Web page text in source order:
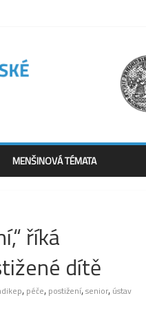
MENŠINOVÁ TÉMATA
říká
dítě
, péče, postižení,senior, ústav